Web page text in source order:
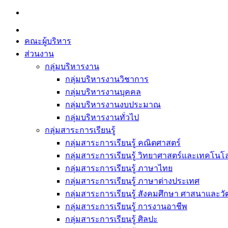
Skip
content
คณะผู้บริหาร
ส่วนงาน
กลุ่มบริหารงาน
กลุ่มบริหารงานวิชาการ
กลุ่มบริหารงานบุคคล
กลุ่มบริหารงานงบประมาณ
กลุ่มบริหารงานทั่วไป
กลุ่มสาระการเรียนรู้
กลุ่มสาระการเรียนรู้ คณิตศาสตร์
กลุ่มสาระการเรียนรู้ วิทยาศาสตร์และเทคโนโ
กลุ่มสาระการเรียนรู้ ภาษาไทย
กลุ่มสาระการเรียนรู้ ภาษาต่างประเทศ
กลุ่มสาระการเรียนรู้ สังคมศึกษา ศาสนาและ
กลุ่มสาระการเรียนรู้ การงานอาชีพ
กลุ่มสาระการเรียนรู้ ศิลปะ